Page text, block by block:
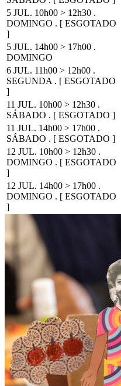
5 JUL. 10h00 > 12h30 .
DOMINGO . [ ESGOTADO
]
5 JUL. 14h00 > 17h00 .
DOMINGO
6 JUL. 11h00 > 12h00 .
SEGUNDA . [ ESGOTADO
]
11 JUL. 10h00 > 12h30 .
SÁBADO . [ ESGOTADO ]
11 JUL. 14h00 > 17h00 .
SÁBADO . [ ESGOTADO ]
12 JUL. 10h00 > 12h30 .
DOMINGO . [ ESGOTADO
]
12 JUL. 14h00 > 17h00 .
DOMINGO . [ ESGOTADO
]